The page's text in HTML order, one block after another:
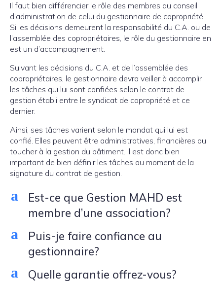
Il faut bien différencier le rôle des membres du conseil
d’administration de celui du gestionnaire de copropriété.
Si les décisions demeurent la responsabilité du C.A. ou de
l’assemblée des copropriétaires, le rôle du gestionnaire en
est un d’accompagnement.
Suivant les décisions du C.A. et de l’assemblée des
copropriétaires, le gestionnaire devra veiller à accomplir
les tâches qui lui sont confiées selon le contrat de
gestion établi entre le syndicat de copropriété et ce
dernier.
Ainsi, ses tâches varient selon le mandat qui lui est
confié. Elles peuvent être administratives, financières ou
toucher à la gestion du bâtiment. Il est donc bien
important de bien définir les tâches au moment de la
signature du contrat de gestion.
a
Est-ce que Gestion MAHD est
membre d’une association?
a
Puis-je faire confiance au
gestionnaire?
a Quelle garantie offrez-vous?